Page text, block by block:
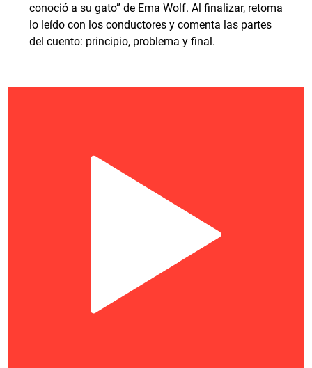
conoció a su gato” de Ema Wolf. Al finalizar, retoma
lo leído con los conductores y comenta las partes
del cuento: principio, problema y final.